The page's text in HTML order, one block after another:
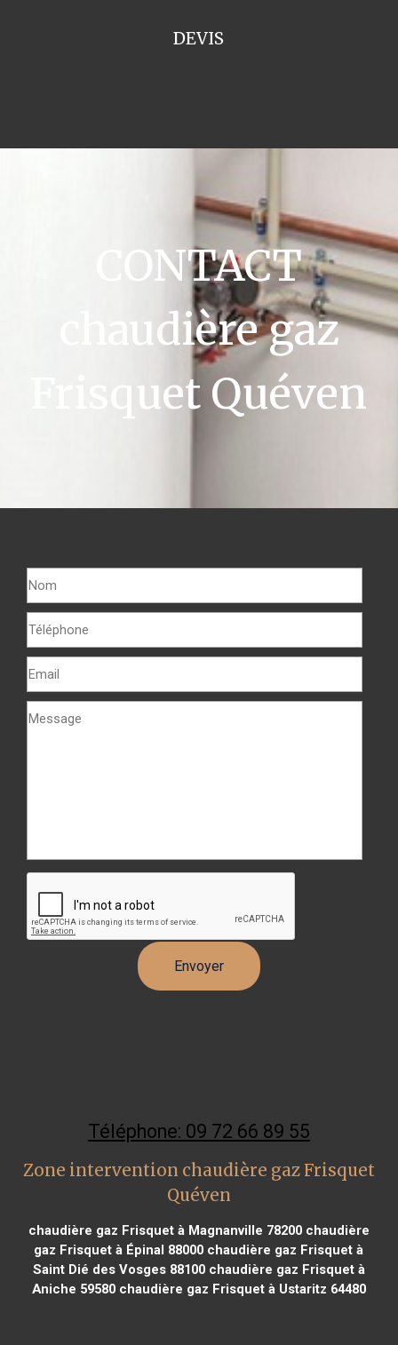
DEVIS
CONTACT
chaudière gaz
Frisquet Quéven
Téléphone: 09 72 66 89 55
Zone intervention chaudière gaz Frisquet
Quéven
chaudière gaz Frisquet à Magnanville 78200chaudière
gaz Frisquet à Épinal 88000 chaudière gaz Frisquet à
Saint Dié des Vosges 88100chaudière gaz Frisquet à
Aniche 59580chaudière gaz Frisquet à Ustaritz 64480